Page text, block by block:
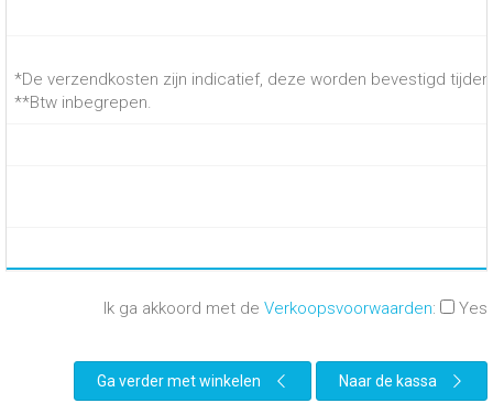
*De verzendkosten zijn indicatief, deze worden bevestigd
**Btw inbegrepen.
Ik ga akkoord met de Verkoopsvoorwaarden: Yes
Ga verder met winkelen Naar de kassa